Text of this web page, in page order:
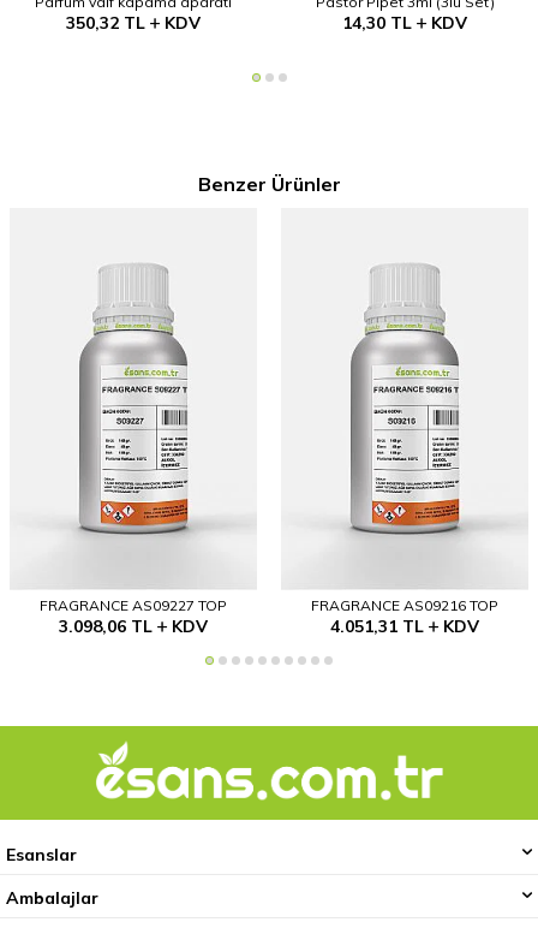
350,32TL KDV 14,30 TL KDV
Benzer Ürünler
FRAGRANCE AS09227 TOP
3.098,06TL KDV
FRAGRANCE AS09216 TOP
4.051,31 TL KDV
Esanslar
Ambalajlar